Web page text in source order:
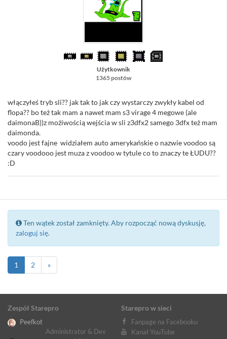
Użytkownik
1365 postów
włączyłeś tryb sli?? jak tak to jak czy wystarczy zwykły kabel od
flopa?? bo też tak mam a nawet mam s3 virage 4 megowe (ale
daimonaB))z możiwością wejścia w sli z3dfx2 samego 3dfx też mam
daimonda.
voodo jest fajne widziałem auto amerykańskie o nazwie voodoo są
czary voodooo jest muza z voodoo w tytule co to znaczy te ŁUDU??
:D
Ten wątek został zamknięty. Aby rozpocząć nową dyskusję,
zaloguj się.
1 2 »
Zespół Starepro
Peefkot
Administrator & Dev
Starepro w sieci
Fanpage na Facebooku
Kanał YouTube